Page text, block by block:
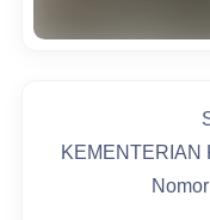
KEMENTERIAN